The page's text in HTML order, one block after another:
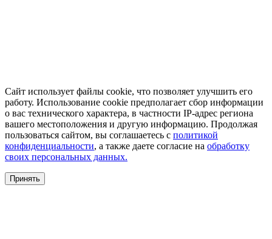
Сайт использует файлы cookie, что позволяет улучшить его
работу. Использование cookie предполагает сбор информации
о вас технического характера, в частности IP-адрес региона
вашего местоположения и другую информацию. Продолжая
пользоваться сайтом, вы соглашаетесь с политикой
конфиденциальности, а также даете согласие на обработку
своих персональных данных.
Принять